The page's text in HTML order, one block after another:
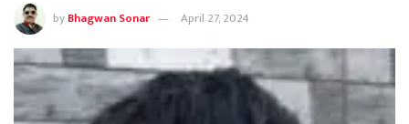
byBhagwan Sonar April 27, 2024